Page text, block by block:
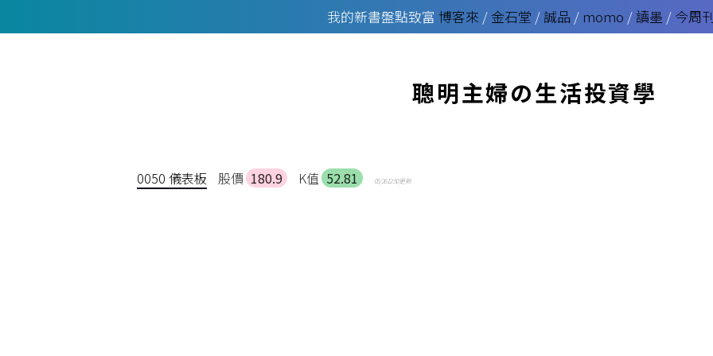
我的新書盤點致富 博客來 / 金石堂 / 誠品 / momo /讀墨 / 今周
聰明主婦の生活投資學
0050 儀表板 股價 180.9 K值 52.81 05/26 12:50 更新